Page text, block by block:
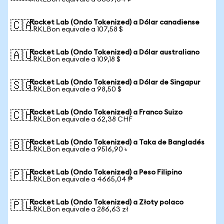
🇨🇦Rocket Lab (Ondo Tokenized) a Dólar canadiense
1 RKLBon equivale a 107,58 $
🇦🇺Rocket Lab (Ondo Tokenized) a Dólar australiano
1 RKLBon equivale a 109,18 $
🇸🇬Rocket Lab (Ondo Tokenized) a Dólar de Singapur
1 RKLBon equivale a 98,50 $
🇨🇭Rocket Lab (Ondo Tokenized) a Franco Suizo
1 RKLBon equivale a 62,38 CHF
🇧🇩Rocket Lab (Ondo Tokenized) a Taka de Bangladés
1 RKLBon equivale a 9516,90 ৳
🇵🇭Rocket Lab (Ondo Tokenized) a Peso Filipino
1 RKLBon equivale a 4665,04 ₱
🇵🇱Rocket Lab (Ondo Tokenized) a Złoty polaco
1 RKLBon equivale a 286,63 zł